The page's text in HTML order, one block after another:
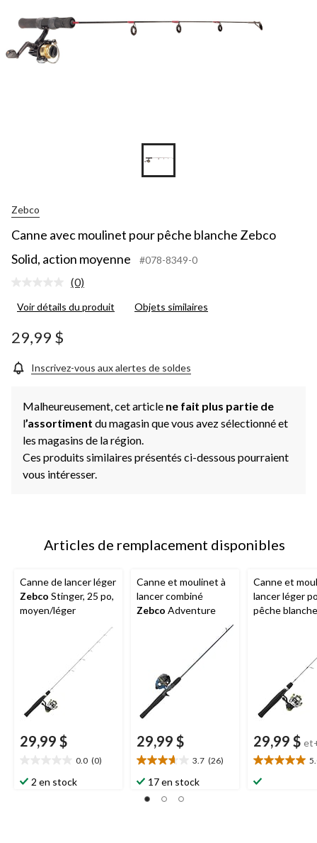
Zebco
Canne avec moulinet pour pêche blanche Zebco
Solid, action moyenne
#078-8349-0
Aucune
pour
la
même
(0)
Voir détails du produit Objets similaires
29,99 $
Inscrivez-vous aux alertes de soldes
Malheureusement, cet article ne fait plus partie de
l’assortiment du magasin que vous avez sélectionné et
les magasins de la région.
Ces produits similaires présentés ci-dessous pourraient
vous intéresser.
Articles de remplacement disponibles
Canne de lancer léger
Zebco Stinger, 25 po,
moyen/léger
29,99 $
0.0 (0)
étoile(s)
2 en stock
Canne et moulinet à
lancer combiné
Zebco Adventure
29,99 $
3.7 (26)
3.7
étoile(s)
sur
17 en stock
Canne et
lancer léger
pêche
29,99 $
5.0
étoile(s)